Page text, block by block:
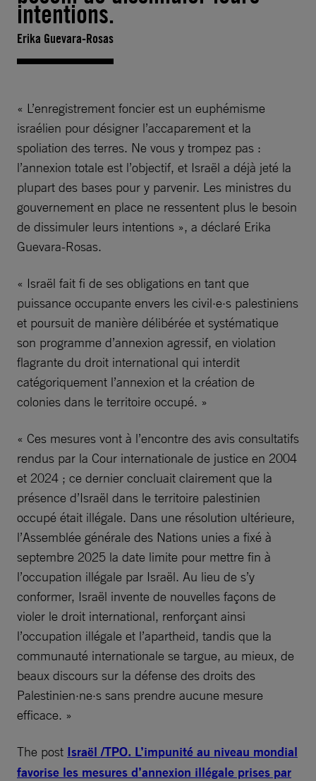
intentions.
Erika Guevara-Rosas
« L’enregistrement foncier est un euphémisme
israélien pour désigner l’accaparement et la
spoliation des terres. Ne vous y trompez pas :
l’annexion totale est l’objectif, et Israël a déjà jeté la
plupart des bases pour y parvenir. Les ministres du
gouvernement en place ne ressentent plus le besoin
de dissimuler leurs intentions », a déclaré Erika
Guevara-Rosas.
« Israël fait fi de ses obligations en tant que
puissance occupante envers les civil·e·s palestiniens
et poursuit de manière délibérée et systématique
son programme d’annexion agressif, en violation
flagrante du droit international qui interdit
catégoriquement l’annexion et la création de
colonies dans le territoire occupé. »
« Ces mesures vont à l’encontre des avis consultatifs
rendus par la Cour internationale de justice en 2004
et 2024 ; ce dernier concluait clairement que la
présence d’Israël dans le territoire palestinien
occupé était illégale. Dans une résolution ultérieure,
l’Assemblée générale des Nations unies a fixé à
septembre 2025 la date limite pour mettre fin à
l’occupation illégale par Israël. Au lieu de s’y
conformer, Israël invente de nouvelles façons de
violer le droit international, renforçant ainsi
l’occupation illégale et l’apartheid, tandis que la
communauté internationale se targue, au mieux, de
beaux discours sur la défense des droits des
Palestinien·ne·s sans prendre aucune mesure
efficace. »
The post Israël /TPO. L’impunité au niveau mondial
favorise les mesures d’annexion illégale prises par